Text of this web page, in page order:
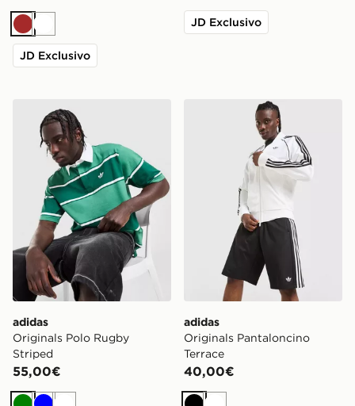
Marrone
Bianco
JD Exclusivo
JD Exclusivo
adidas Originals Polo Rugby Striped
adidas
Originals Polo Rugby
Striped
55,00€
adidas Originals
adidas
Originals Pantaloncino
Terrace
40,00€